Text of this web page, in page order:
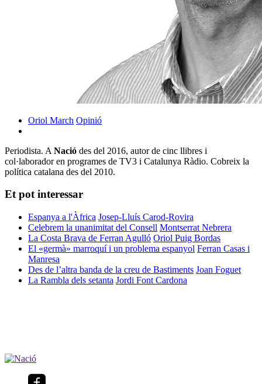
Oriol March Opinió
Periodista. A Nació des del 2016, autor de cinc llibres i
col·laborador en programes de TV3 i Catalunya Ràdio. Cobreix la
política catalana des del 2010.
Et pot interessar
Espanya a l'Àfrica Josep-Lluís Carod-Rovira
Celebrem la unanimitat del Consell Montserrat Nebrera
La Costa Brava de Ferran Agulló Oriol Puig Bordas
El «germà» marroquí i un problema espanyol Ferran Casas i
Manresa
Des de l’altra banda de la creu de Bastiments Joan Foguet
La Rambla dels setanta Jordi Font Cardona